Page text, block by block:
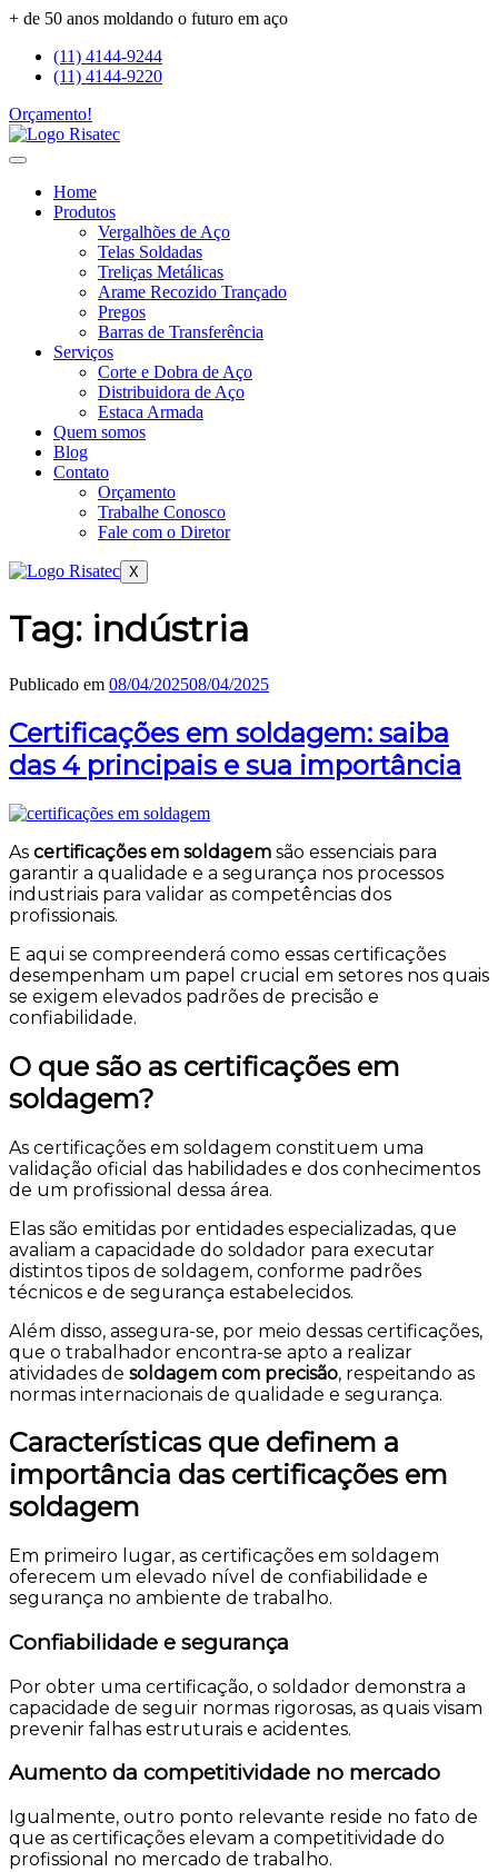
+ de 50 anos moldando o futuro em aço
(11) 4144-9244
(11) 4144-9220
Orçamento!
Home
Produtos
Vergalhões de Aço
Telas Soldadas
Treliças Metálicas
Arame Recozido Trançado
Pregos
Barras de Transferência
Serviços
Corte e Dobra de Aço
Distribuidora de Aço
Estaca Armada
Quem somos
Blog
Contato
Orçamento
Trabalhe Conosco
Fale com o Diretor
X
Tag: indústria
Publicado em 08/04/202508/04/2025
Certificações em soldagem: saiba
das 4 principais e sua importância
As certificações em soldagem são essenciais para
garantir a qualidade e a segurança nos processos
industriais para validar as competências dos
profissionais.
E aqui se compreenderá como essas certificações
desempenham um papel crucial em setores nos quais
se exigem elevados padrões de precisão e
confiabilidade.
O que são as certificações em
soldagem?
As certificações em soldagem constituem uma
validação oficial das habilidades e dos conhecimentos
de um profissional dessa área.
Elas são emitidas por entidades especializadas, que
avaliam a capacidade do soldador para executar
distintos tipos de soldagem, conforme padrões
técnicos e de segurança estabelecidos.
Além disso, assegura-se, por meio dessas certificações,
que o trabalhador encontra-se apto a realizar
atividades de soldagem com precisão, respeitando as
normas internacionais de qualidade e segurança.
Características que definem a
importância das certificações em
soldagem
Em primeiro lugar, as certificações em soldagem
oferecem um elevado nível de confiabilidade e
segurança no ambiente de trabalho.
Confiabilidade e segurança
Por obter uma certificação, o soldador demonstra a
capacidade de seguir normas rigorosas, as quais visam
prevenir falhas estruturais e acidentes.
Aumento da competitividade no mercado
Igualmente, outro ponto relevante reside no fato de
que as certificações elevam a competitividade do
profissional no mercado de trabalho.